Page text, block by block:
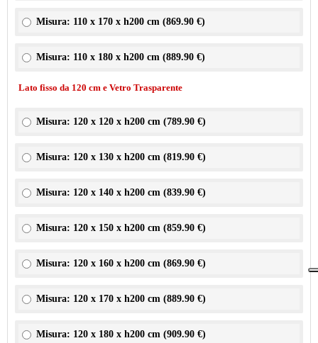
Misura: 110 x 170 x h200 cm (869.90 €)
Misura: 110 x 180 x h200 cm (889.90 €)
Lato fisso da 120 cm e Vetro Trasparente
Misura: 120 x 120 x h200 cm (789.90 €)
Misura: 120 x 130 x h200 cm (819.90 €)
Misura: 120 x 140 x h200 cm (839.90 €)
Misura: 120 x 150 x h200 cm (859.90 €)
Misura: 120 x 160 x h200 cm (869.90 €)
Misura: 120 x 170 x h200 cm (889.90 €)
Misura: 120 x 180 x h200 cm (909.90 €)